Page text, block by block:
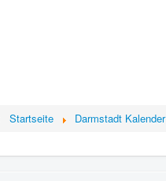
Startseite Darmstadt Kalender